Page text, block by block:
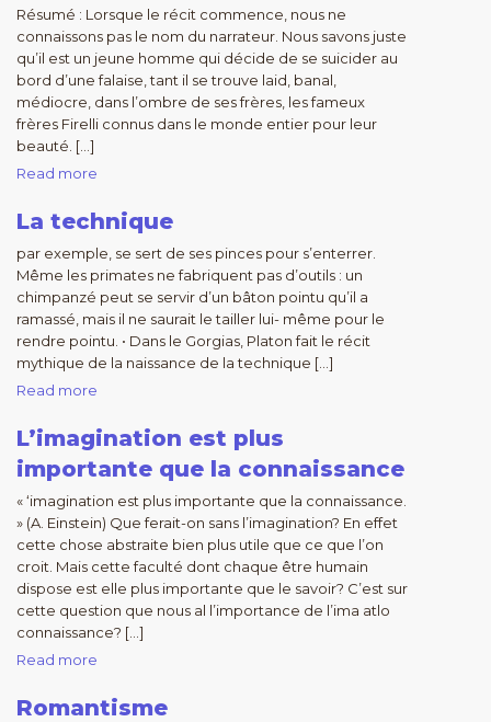
Résumé : Lorsque le récit commence, nous ne
connaissons pas le nom du narrateur. Nous savons juste
qu’il est un jeune homme qui décide de se suicider au
bord d’une falaise, tant il se trouve laid, banal,
médiocre, dans l’ombre de ses frères, les fameux
frères Firelli connus dans le monde entier pour leur
beauté. […]
Read more
La technique
par exemple, se sert de ses pinces pour s’enterrer.
Même les primates ne fabriquent pas d’outils : un
chimpanzé peut se servir d’un bâton pointu qu’il a
ramassé, mais il ne saurait le tailler lui- même pour le
rendre pointu. • Dans le Gorgias, Platon fait le récit
mythique de la naissance de la technique […]
Read more
L’imagination est plus
importante que la connaissance
« ‘imagination est plus importante que la connaissance.
» (A. Einstein) Que ferait-on sans l’imagination? En effet
cette chose abstraite bien plus utile que ce que l’on
croit. Mais cette faculté dont chaque être humain
dispose est elle plus importante que le savoir? C’est sur
cette question que nous al l’importance de l’ima atlo
connaissance? […]
Read more
Romantisme